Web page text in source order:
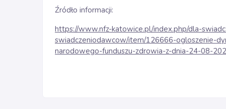
Źródło informacji:
https://www.nfz-katowice.pl/index.php/dla-
swiadczeniodawcow/item/126666-ogloszenie-
narodowego-funduszu-zdrowia-z-dnia-24-08-